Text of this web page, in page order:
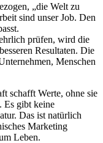
„die Welt zu
sind unser Job. Den
prüfen, wird die
Resultaten. Die
Menschen
schafft Werte, ohne sie
Es gibt keine
Das ist natürlich
Marketing
Leben.